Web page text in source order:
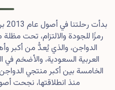
رمزًا للجودة والالتزام، تحت
الدواجن، والذي يُعدُّ من أكبر
العربية السعودية، والأضخم في
الخامسة بين أكبر منتجي
منذ انطلاقتها، نجحت